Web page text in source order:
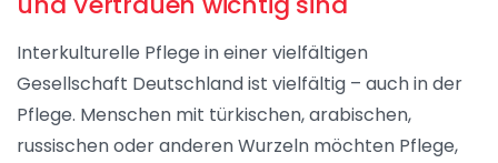
Interkulturelle Pflege in einer vielfältigen
Gesellschaft Deutschland ist vielfältig – auch in der
Pflege. Menschen mit türkischen, arabischen,
russischen oder anderen Wurzeln möchten Pflege,